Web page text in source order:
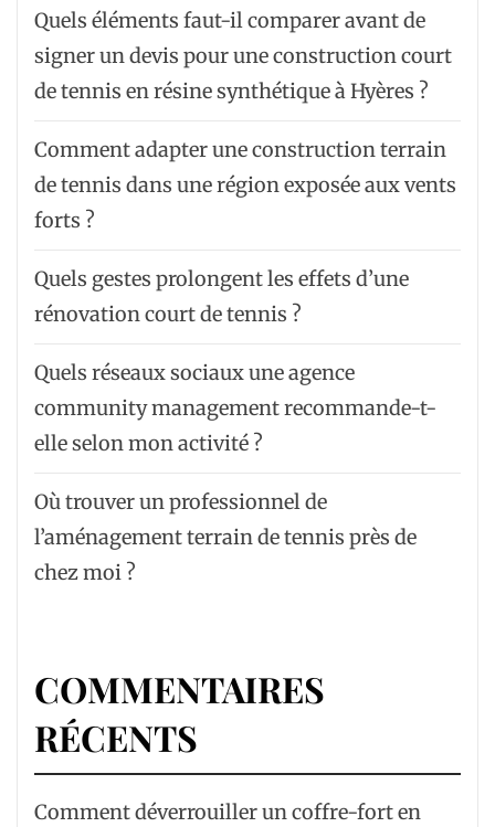
Quels éléments faut-il comparer avant de
signer un devis pour une construction court
de tennis en résine synthétique à Hyères ?
Comment adapter une construction terrain
de tennis dans une région exposée aux vents
forts ?
Quels gestes prolongent les effets d’une
rénovation court de tennis ?
Quels réseaux sociaux une agence
community management recommande-t-
elle selon mon activité ?
Où trouver un professionnel de
l’aménagement terrain de tennis près de
chez moi ?
COMMENTAIRES
RÉCENTS
Comment déverrouiller un coffre-fort en